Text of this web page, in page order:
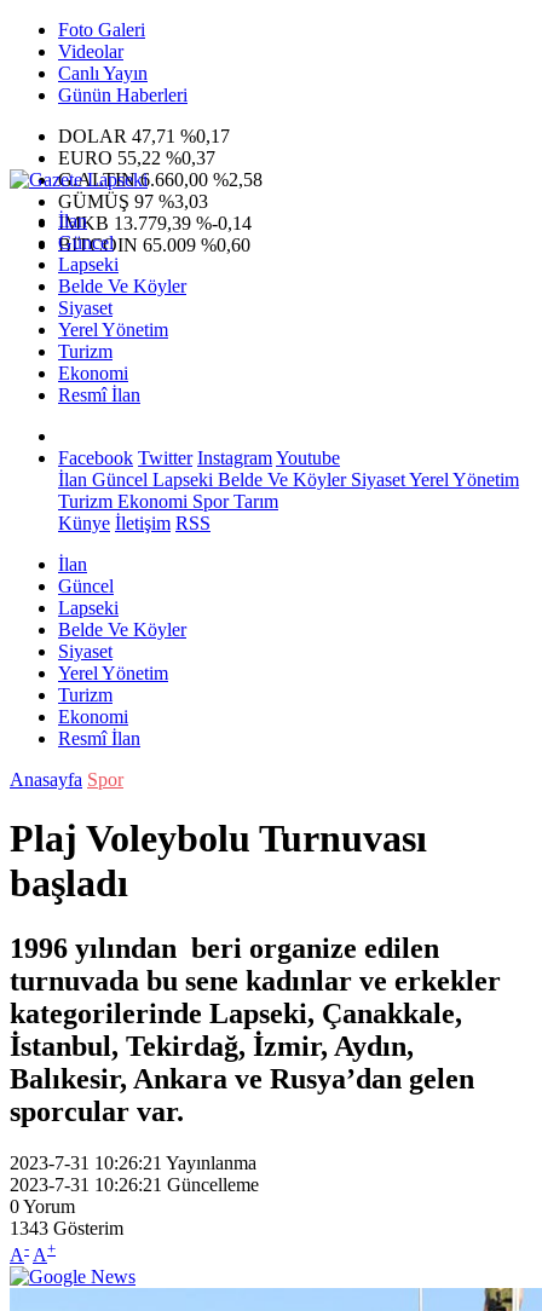
Foto Galeri
Videolar
Canlı Yayın
Günün Haberleri
DOLAR 47,71 %0,17
EURO 55,22 %0,37
G.ALTIN6.660,00 %2,58
GÜMÜŞ 97 %3,03
IMKB 13.779,39 %-0,14
BITCOIN 65.009 %0,60
İlan
Güncel
Lapseki
Belde Ve Köyler
Siyaset
Yerel Yönetim
Turizm
Ekonomi
Resmî İlan
Facebook Twitter InstagramYoutube
İlan Güncel Lapseki Belde Ve KöylerSiyasetYerel Yönetim
Turizm Ekonomi SporTarım
Künye İletişim RSS
İlan
Güncel
Lapseki
Belde Ve Köyler
Siyaset
Yerel Yönetim
Turizm
Ekonomi
Resmî İlan
Anasayfa Spor
Plaj Voleybolu Turnuvası
başladı
1996 yılından beri organize edilen
turnuvada bu sene kadınlar ve erkekler
kategorilerinde Lapseki, Çanakkale,
İstanbul, Tekirdağ, İzmir, Aydın,
Balıkesir, Ankara ve Rusya’dan gelen
sporcular var.
2023-7-31 10:26:21 Yayınlanma
2023-7-31 10:26:21 Güncelleme
0Yorum
1343 Gösterim
A- A+